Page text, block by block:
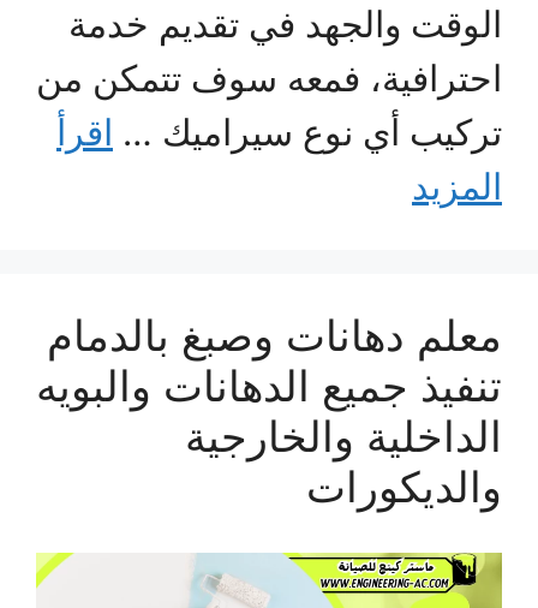
الوقت والجهد في تقديم خدمة
احترافية، فمعه سوف تتمكن من
تركيب أي نوع سيراميك … اقرأ
المزيد
معلم دهانات وصبغ بالدمام
تنفيذ جميع الدهانات والبويه
الداخلية والخارجية
والديكورات